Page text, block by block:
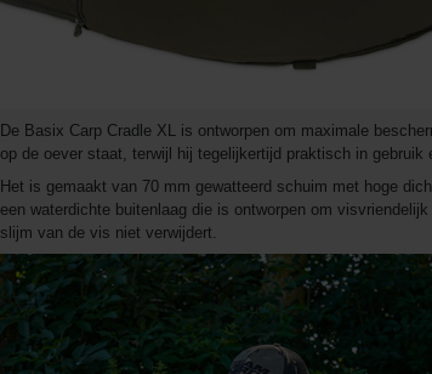
De Basix Carp Cradle XL is ontworpen om maximale
op de oever staat, terwijl hij tegelijkertijd praktisch in gebruik
Het is gemaakt van 70 mm gewatteerd schuim met hoge
een waterdichte buitenlaag die is ontworpen om
slijm van de vis niet verwijdert.